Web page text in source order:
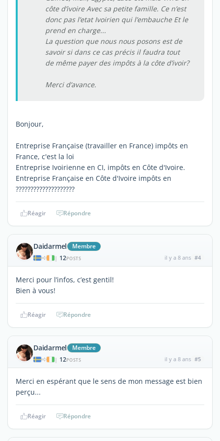
côte d’ivoire Avec sa petite famille. Ce n’est
donc pas l’etat Ivoirien qui l’embauche Et le
prend en charge...
La question que nous nous posons est de
savoir si dans ce cas précis il faudra tout
de même payer des impôts à la côte d’ivoir?
Merci d’avance.
Bonjour,
Entreprise Française (travailler en France) impôts en
France, c'est la loi
Entreprise Ivoirienne en CI, impôts en Côte d'Ivoire.
Entreprise Française en Côte d'Ivoire impôts en
????????????????????
Réagir Répondre
Daidarmel Membre
| 12POSTS il y a 8 ans #4
Merci pour l’infos, c’est gentil!
Bien à vous!
Réagir Répondre
Daidarmel Membre
| 12POSTS il y a 8 ans #5
Merci en espérant que le sens de mon message est bien
perçu...
Réagir Répondre